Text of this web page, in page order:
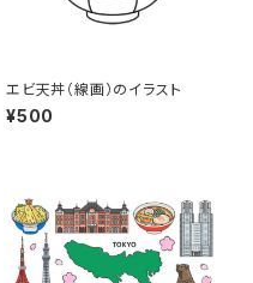
エビ天丼（線画）のイラスト
¥500